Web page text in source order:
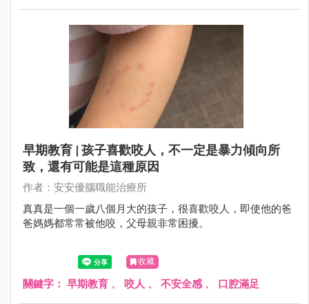
早期教育 | 孩子喜歡咬人，不一定是暴力傾向所
致，還有可能是這種原因
作者：安安優腦職能治療所
真真是一個一歲八個月大的孩子，很喜歡咬人，即使他的爸
爸媽媽都常常被他咬，父母親非常困擾。
收藏
關鍵字： 早期教育 、 咬人 、 不安全感 、 口腔滿足